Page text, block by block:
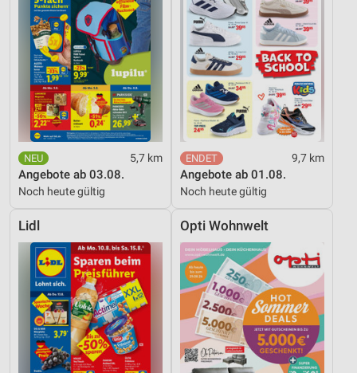
5,7 km
Angebote ab 03.08.
Noch heute gültig
9,7 km
Angebote ab 01.08.
Noch heute gültig
Lidl Opti Wohnwelt